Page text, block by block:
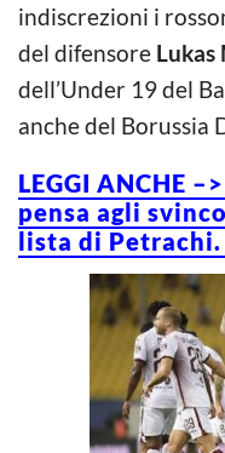
indiscrezioni i
del difensore Lukas
dell’Under 19 del
anche del Borussia
LEGGI ANCHE
pensa agli
lista di